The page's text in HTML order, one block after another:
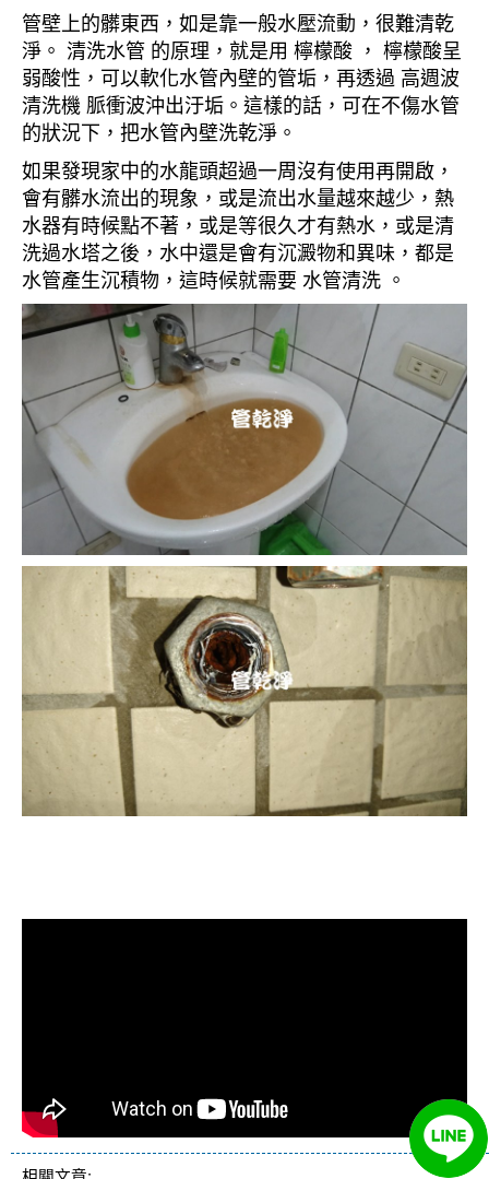
管壁上的髒東西，如是靠一般水壓流動，很難清乾
淨。 清洗水管 的原理，就是用 檸檬酸 ， 檸檬酸呈
弱酸性，可以軟化水管內壁的管垢，再透過 高週波
清洗機 脈衝波沖出汙垢。這樣的話，可在不傷水管
的狀況下，把水管內壁洗乾淨。
如果發現家中的水龍頭超過一周沒有使用再開啟，
會有髒水流出的現象，或是流出水量越來越少，熱
水器有時候點不著，或是等很久才有熱水，或是清
洗過水塔之後，水中還是會有沉澱物和異味，都是
水管產生沉積物，這時候就需要 水管清洗 。